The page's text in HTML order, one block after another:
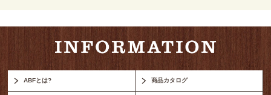
ABFとは? 商品カタログ